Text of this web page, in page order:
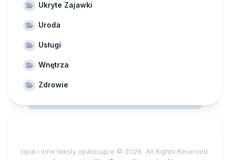
Ukryte Zajawki
Uroda
Usługi
Wnętrza
Zdrowie
Opal i inne teksty opalizujące © 2026. All Rights Reserved.